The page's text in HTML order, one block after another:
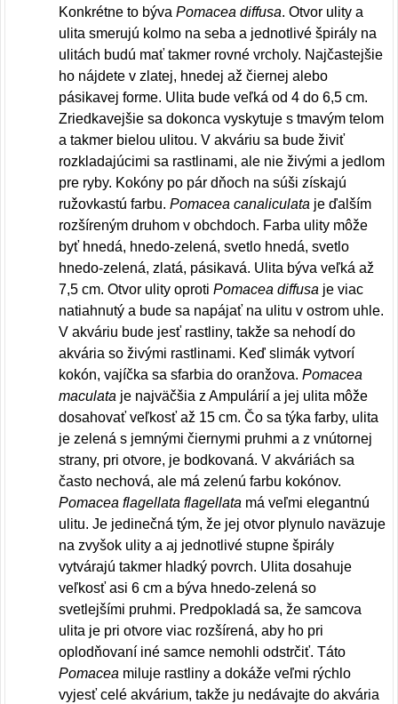
Konkrétne to bývaPomacea diffusa. Otvor ulity a
ulita smerujú kolmo na seba a jednotlivé špirály na
ulitách budú mať takmer rovné vrcholy. Najčastejšie
ho nájdete v zlatej, hnedej až čiernej alebo
pásikavej forme. Ulita bude veľká od 4 do 6,5 cm.
Zriedkavejšie sa dokonca vyskytuje s tmavým telom
a takmer bielou ulitou. V akváriu sa bude živiť
rozkladajúcimi sa rastlinami, ale nie živými a jedlom
pre ryby. Kokóny po pár dňoch na súši získajú
ružovkastú farbu.Pomacea canaliculata je ďalším
rozšíreným druhom v obchdoch. Farba ulity môže
byť hnedá, hnedo-zelená, svetlo hnedá, svetlo
hnedo-zelená, zlatá, pásikavá. Ulita býva veľká až
7,5 cm. Otvor ulity oprotiPomacea diffusa je viac
natiahnutý a bude sa napájať na ulitu v ostrom uhle.
V akváriu bude jesť rastliny, takže sa nehodí do
akvária so živými rastlinami. Keď slimák vytvorí
kokón, vajíčka sa sfarbia do oranžova.Pomacea
maculata je najväčšia z Ampulárií a jej ulita môže
dosahovať veľkosť až 15 cm. Čo sa týka farby, ulita
je zelená s jemnými čiernymi pruhmi a z vnútornej
strany, pri otvore, je bodkovaná. V akváriách sa
často nechová, ale má zelenú farbu kokónov.
Pomacea flagellata flagellata má veľmi elegantnú
ulitu. Je jedinečná tým, že jej otvor plynulo naväzuje
na zvyšok ulity a aj jednotlivé stupne špirály
vytvárajú takmer hladký povrch. Ulita dosahuje
veľkosť asi 6 cm a býva hnedo-zelená so
svetlejšími pruhmi. Predpokladá sa, že samcova
ulita je pri otvore viac rozšírená, aby ho pri
oplodňovaní iné samce nemohli odstrčiť. Táto
Pomacea miluje rastliny a dokáže veľmi rýchlo
vyjesť celé akvárium, takže ju nedávajte do akvária